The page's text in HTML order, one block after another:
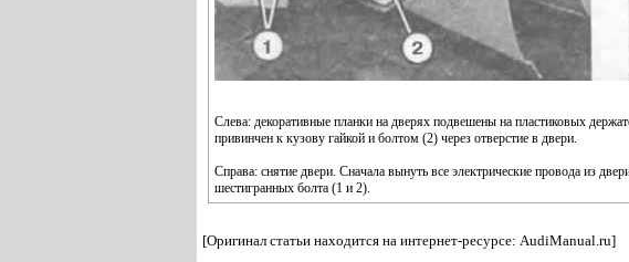
Слева: декоративные планки на дверях подвешены на пластиковых
привинчен к кузову гайкой и болтом (2) через отверстие в двери.
Справа: снятие двери. Сначала вынуть все электрические провода из
шестигранных болта (1 и 2).
[Оригинал статьи находится на интернет-ресурсе: AudiManual.ru]